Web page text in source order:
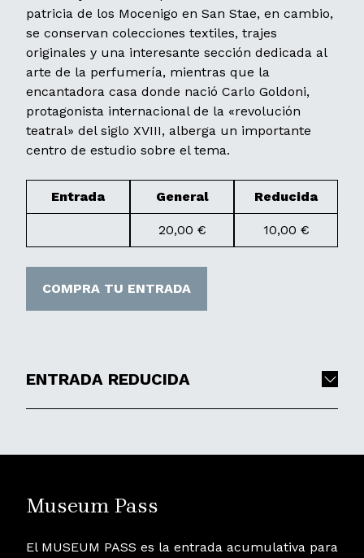
patricia de los Mocenigo en San Stae, en cambio,
se conservan colecciones textiles, trajes
originales y una interesante sección dedicada al
arte de la perfumería, mientras que la
encantadora casa donde nació Carlo Goldoni,
protagonista internacional de la «revolución
teatral» del siglo XVIII, alberga un importante
centro de estudio sobre el tema.
Entrada General Reducida
20,00 € 10,00 €
COMPRA TU ENTRADA
ENTRADA REDUCIDA
Museum Pass
El MUSEUM PASS es la entrada acumulativa para